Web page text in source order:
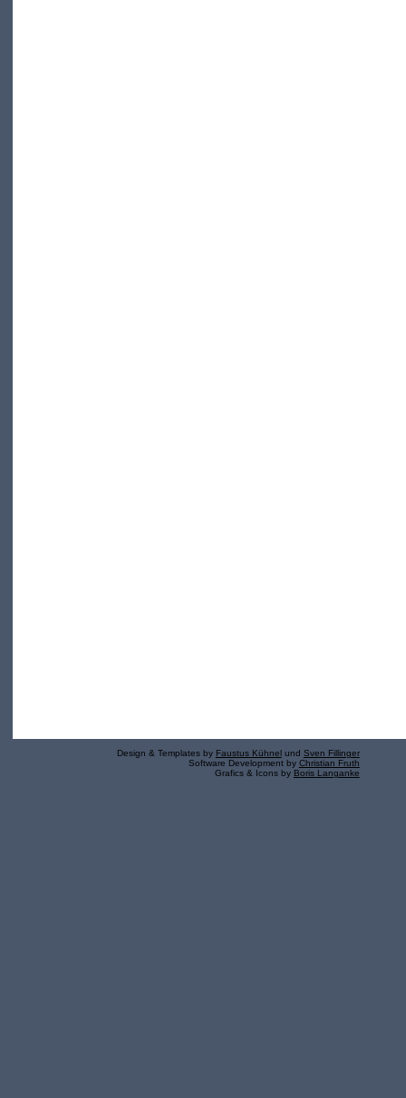
Design & Templates by Faustus Kühnel und Sven Fillinger
Software Development by Christian Fruth
Grafics & Icons by Boris Langanke